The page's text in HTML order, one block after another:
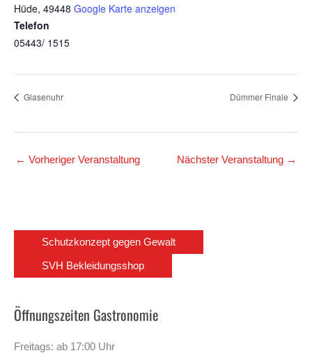
Hüde, 49448 Google Karte anzeigen
Telefon
05443/ 1515
Glasenuhr Dümmer Finale
← Vorheriger Veranstaltung Nächster Veranstaltung →
Schutzkonzept gegen Gewalt
SVH Bekleidungsshop
Öffnungszeiten Gastronomie
Freitags: ab 17:00 Uhr